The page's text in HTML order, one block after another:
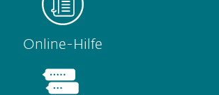
Online-Hilfe